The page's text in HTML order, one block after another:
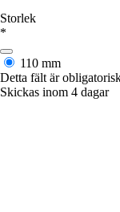
Storlek
*
110 mm
Detta fält är
Skickas inom 4 dagar